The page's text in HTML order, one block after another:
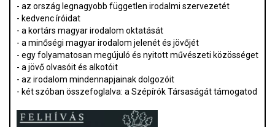
- az ország legnagyobb független irodalmi szervezetét
- kedvenc íróidat
- a kortárs magyar irodalom oktatását
- a minőségi magyar irodalom jelenét és jövőjét
- egy folyamatosan megújuló és nyitott művészeti közösséget
- a jövő olvasóit és alkotóit
- az irodalom mindennapjainak dolgozóit
- két szóban összefoglalva: a Szépírók Társaságát támogatod